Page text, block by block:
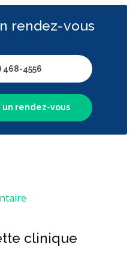
rendez-vous
468-4556
un rendez-vous
clinique